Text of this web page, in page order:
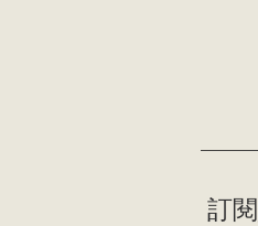
訂閱